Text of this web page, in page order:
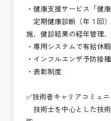
・健康支援サービス「健
定期健康診断（年１回
施、健診結果の経年管理
・専用システムで有給休
・インフルエンザ予防接
・表彰制度
✅技術者キャリアコミュニ
技術士を中心とした技